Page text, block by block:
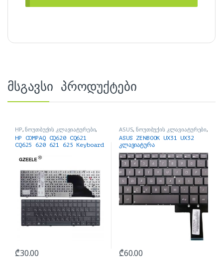
მსგავსი პროდუქტები
HP,ნოუთბუქის კლავიატურები,
ნოუთბუქის ნაწილები და
აქსესუარები
HP COMPAQ CQ620 CQ621
CQ625 620 621 625 Keyboard
₾30.00
ASUS,ნოუთბუქის კლავიატურები,
ნოუთბუქის ნაწილები და
აქსესუარები
ASUS ZENBOOK UX31 UX32
კლავიატურა
₾60.00